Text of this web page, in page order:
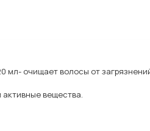
мл- очищает волосы от
вещества.